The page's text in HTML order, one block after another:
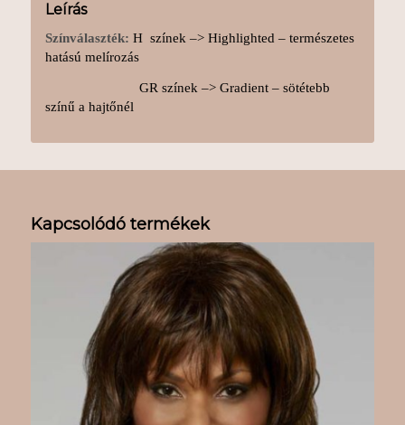
Leírás
Színválaszték: H színek –> Highlighted – természetes
hatású melírozás
GR színek –> Gradient – sötétebb
színű a hajtőnél
Kapcsolódó termékek